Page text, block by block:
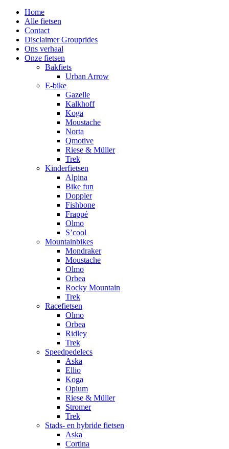
Home
Alle fietsen
Contact
Disclaimer Grouprides
Ons verhaal
Onze fietsen
Bakfiets
Urban Arrow
E-bike
Gazelle
Kalkhoff
Koga
Moustache
Norta
Qmotive
Riese & Müller
Trek
Kinderfietsen
Alpina
Bike fun
Doppler
Fishbone
Frappé
Olmo
S’cool
Mountainbikes
Mondraker
Moustache
Olmo
Orbea
Rocky Mountain
Trek
Racefietsen
Olmo
Orbea
Ridley
Trek
Speedpedelecs
Aska
Ellio
Koga
Opium
Riese & Müller
Stromer
Trek
Stads- en hybride fietsen
Aska
Cortina